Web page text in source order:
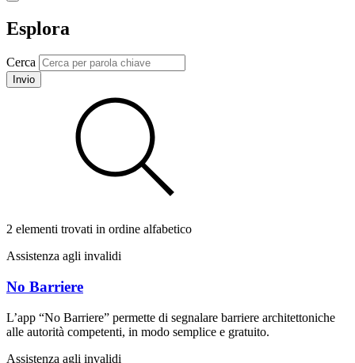
Esplora
Cerca
Invio
2 elementi trovati in ordine alfabetico
Assistenza agli invalidi
No Barriere
L’app “No Barriere” permette di segnalare barriere architettoniche
alle autorità competenti, in modo semplice e gratuito.
Assistenza agli invalidi